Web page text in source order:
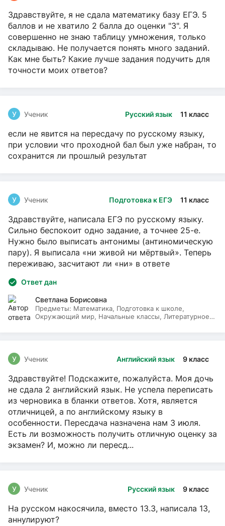
Здравствуйте, я не сдала математику базу ЕГЭ. 5
баллов и не хватило 2 балла до оценки "3". Я
совершенно не знаю таблицу умножения, только
складываю. Не получается понять много заданий.
Как мне быть? Какие лучше задания подучить для
точности моих ответов?
Русский язык 11 класс
У Ученик
если не явится на пересдачу по русскому языку,
при условии что проходной бал был уже набран, то
сохранится ли прошлый результат
Подготовка к ЕГЭ 11 класс
У Ученик
Здравствуйте, написала ЕГЭ по русскому языку.
Сильно беспокоит одно задание, а точнее 25-е.
Нужно было выписать антонимы (антиномическую
пару). Я выписала «ни живой ни мёртвый». Теперь
переживаю, засчитают ли «ни» в ответе
Ответ дан
Светлана Борисовна
Предметы: Математика, Подготовка к школе,
Окружающий мир, Начальные классы, Литературное
Английский язык 9 класс
У Ученик
Здравствуйте! Подскажите, пожалуйста. Моя дочь
не сдала 2 английский язык. Не успела переписать
из черновика в бланки ответов. Хотя, является
отличницей, а по английскому языку в
особенности. Пересдача назначена нам 3 июля.
Есть ли возможность получить отличную оценку за
экзамен? И, можно ли пересд...
Русский язык 9 класс
У Ученик
На русском накосячила, вместо 13.3, написала 13,
аннулируют?